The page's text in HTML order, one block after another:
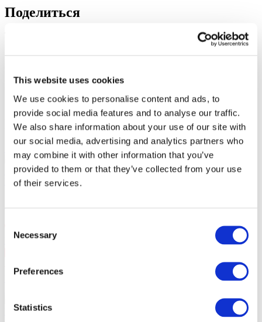
This website uses cookies
We use cookies to personalise content and ads, to
provide social media features and to analyse our traffic.
We also share information about your use of our site with
our social media, advertising and analytics partners who
may combine it with other information that you’ve
provided to them or that they’ve collected from your use
of their services.
Selection
Necessary
Preferences
Statistics
Поделиться
Кассовый сбор: 100EUR
10:00
Похожие мероприятия
СКАЙ в Варшаве! 10 сентября 2026 группа СКАЙ в
Варшаве в VooDoo Club. 25 лет на сцене.
Концерты
Варшава, VooDoo Club
PLN167
11 сентября 2026 группа СКАЙ в
Щецине в Kosmos. 25 лет на сцене.